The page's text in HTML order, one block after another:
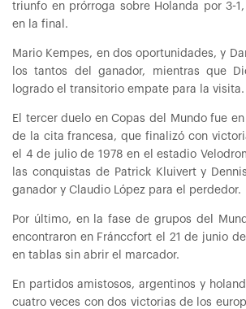
triunfo en prórroga sobre Holanda por 3-
en la final.
Mario Kempes, en dos oportunidades, y
los tantos del ganador, mientras que
logrado el transitorio empate para la visita.
El tercer duelo en Copas del Mundo fue
de la cita francesa, que finalizó con
el 4 de julio de 1978 en el estadio
las conquistas de Patrick Kluivert y
ganador y Claudio López para el perdedor.
Por último, en la fase de grupos del
encontraron en Fránccfort el 21 de junio
en tablas sin abrir el marcador.
En partidos amistosos, argentinos y
cuatro veces con dos victorias de los